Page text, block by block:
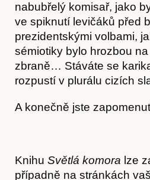
nabubřelý komisař, jako
ve spiknutí levičáků před
prezidentskými volbami,
sémiotiky bylo hrozbou
zbraně… Stáváte se
rozpustí v plurálu cizích
A konečně jste
Knihu Světlá komora lze
případně na stránkách